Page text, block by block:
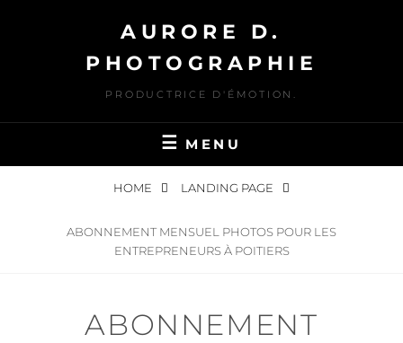
AURORE D.
PHOTOGRAPHIE
PRODUCTRICE D'ÉMOTION.
MENU
HOME LANDING PAGE
ABONNEMENT MENSUEL PHOTOS POUR LES
ENTREPRENEURS À POITIERS
ABONNEMENT